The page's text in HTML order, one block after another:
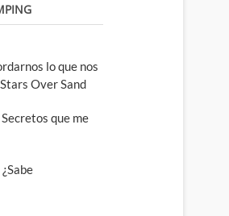
lo que nos
Over Sand
que me